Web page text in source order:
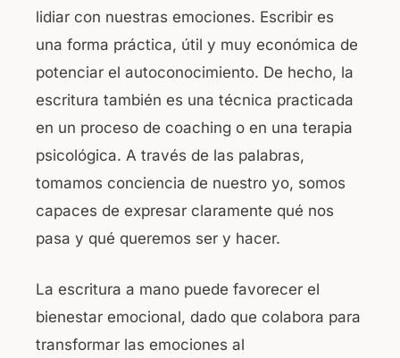
lidiar con nuestras emociones. Escribir es
una forma práctica, útil y muy económica de
potenciar el autoconocimiento. De hecho, la
escritura también es una técnica practicada
en un proceso de coaching o en una terapia
psicológica. A través de las palabras,
tomamos conciencia de nuestro yo, somos
capaces de expresar claramente qué nos
pasa y qué queremos ser y hacer.
La escritura a mano puede favorecer el
bienestar emocional, dado que colabora para
transformar las emociones al